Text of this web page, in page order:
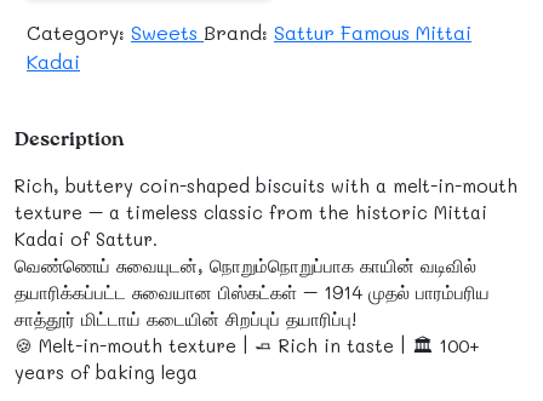
Category: Sweets Brand: Sattur Famous Mittai
Kadai
Description
Rich, buttery coin-shaped biscuits with a melt-in-mouth
texture – a timeless classic from the historic Mittai
Kadai of Sattur.
வெண்ணெய் சுவையுடன், நொறும்நொறுப்பாக காயின் வடிவில்
தயாரிக்கப்பட்ட சுவையான பிஸ்கட்கள் – 1914 முதல் பாரம்பரிய
சாத்தூர் மிட்டாய் கடையின் சிறப்புப் தயாரிப்பு!
🍪 Melt-in-mouth texture | 🧈 Rich in taste | 🏛️ 100+
years of baking lega